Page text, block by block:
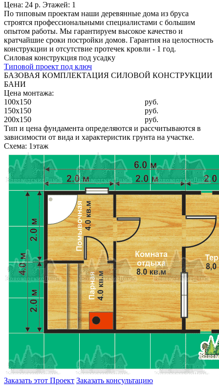
Цена: 24 р. Этажей: 1
По типовым проектам наши деревянные дома из бруса
строятся профессиональными специалистами с большим
опытом работы. Мы гарантируем высокое качество и
кратчайшие сроки постройки домов. Гарантия на целостность
конструкции и отсутствие протечек кровли - 1 год.
Силовая конструкция под усадку
Типовой проект под ключ
БАЗОВАЯ КОМПЛЕКТАЦИЯ СИЛОВОЙ КОНСТРУКЦИИ
БАНИ
Цена монтажа:
100x150
руб.
150x150
руб.
200x150
руб.
Тип и цена фундамента определяются и рассчитываются в
зависимости от вида и характеристик грунта на участке.
Схема: 1этаж
Заказать этот Проект Заказать консультацию